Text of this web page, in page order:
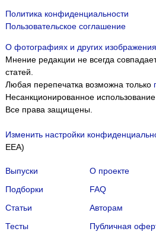
Политика конфиденциальности
Пользовательское соглашение
О фотографиях и других
Мнение редакции не всегда
статей.
Любая перепечатка возможна только
Несанкционированное
Все права защищены.
Изменить настройки
EEA)
Выпуски
Подборки
Статьи
Тесты
О проекте
FAQ
Авторам
Публичная